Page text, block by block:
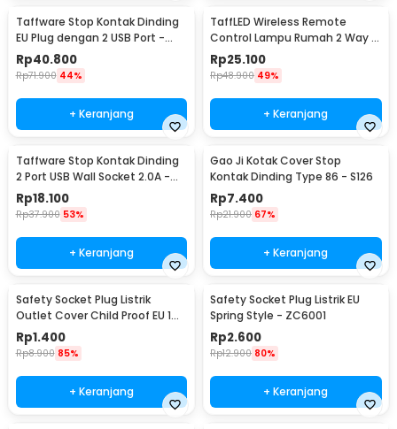
Taffware Stop Kontak Dinding
EU Plug dengan 2 USB Port -
SCN2
Rp40.800
Rp71.900 44%
+ Keranjang
TaffLED Wireless Remote
Control Lampu Rumah 2 Way -
YAM802
Rp25.100
Rp48.900 49%
+ Keranjang
Taffware Stop Kontak Dinding
2 Port USB Wall Socket 2.0A -
ES-USB-2
Rp18.100
Rp37.900 53%
+ Keranjang
Gao Ji Kotak Cover Stop
Kontak Dinding Type 86 - S126
Rp7.400
Rp21.900 67%
+ Keranjang
Safety Socket Plug Listrik
Outlet Cover Child Proof EU 1
PCS
Rp1.400
Rp8.900 85%
+ Keranjang
Safety Socket Plug Listrik EU
Spring Style - ZC6001
Rp2.600
Rp12.900 80%
+ Keranjang